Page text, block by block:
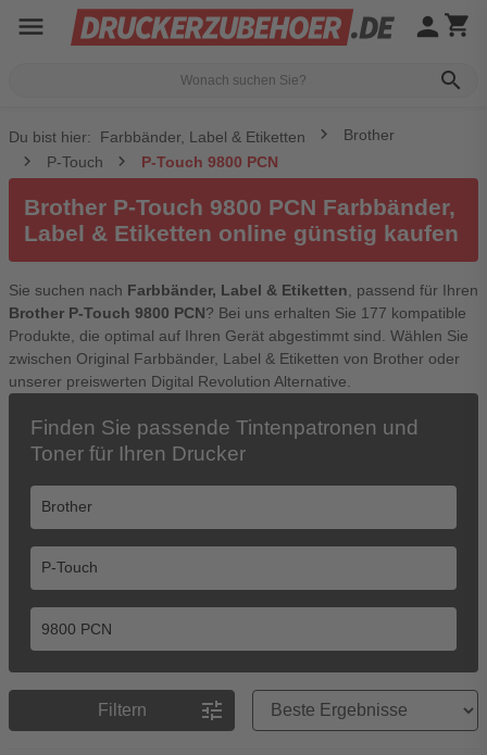
menu
search
person shopping_cart
Du bist hier: Farbbänder, Label & Etiketten
Brother
P-Touch
P-Touch 9800 PCN
Brother P-Touch 9800 PCN Farbbänder,
Label & Etiketten online günstig kaufen
Sie suchen nach Farbbänder, Label & Etiketten, passend für Ihren
Brother P-Touch 9800 PCN? Bei uns erhalten Sie 177 kompatible
Produkte, die optimal auf Ihren Gerät abgestimmt sind. Wählen Sie
zwischen Original Farbbänder, Label & Etiketten von Brother oder
unserer preiswerten Digital Revolution Alternative.
Finden Sie passende Tintenpatronen und
Toner für Ihren Drucker
Filtern tune
Preisreihenfolge